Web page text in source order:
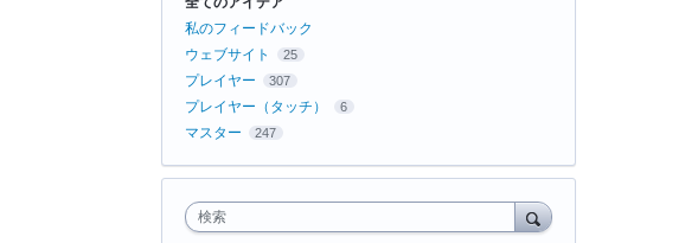
私のフィードバック
ウェブサイト
25
プレイヤー 307
プレイヤー（タッチ） 6
マスター 247
検索